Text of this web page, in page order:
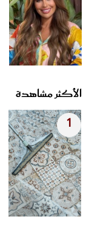
الأكثر مشاهدة
1